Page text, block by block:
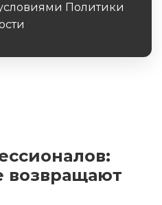
Политики
возвращают